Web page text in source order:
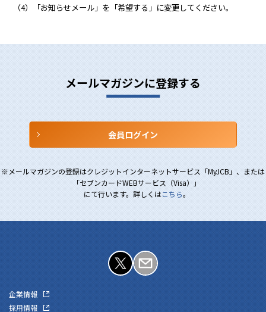
「お知らせメール」を「希望する」に変更してください。
メールマガジンに登録する
会員ログイン
メールマガジンの登録はクレジットインターネットサービス「MyJCB」、または
「セブンカードWEBサービス（Visa）」
にて行います。詳しくはこちら。
企業情報
採用情報